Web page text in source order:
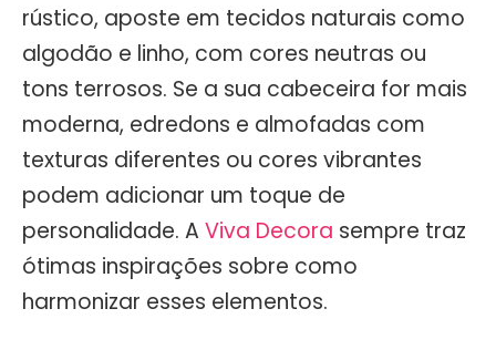
rústico, aposte em tecidos naturais como
algodão e linho, com cores neutras ou
tons terrosos. Se a sua cabeceira for mais
moderna, edredons e almofadas com
texturas diferentes ou cores vibrantes
podem adicionar um toque de
personalidade. A Viva Decora sempre traz
ótimas inspirações sobre como
harmonizar esses elementos.